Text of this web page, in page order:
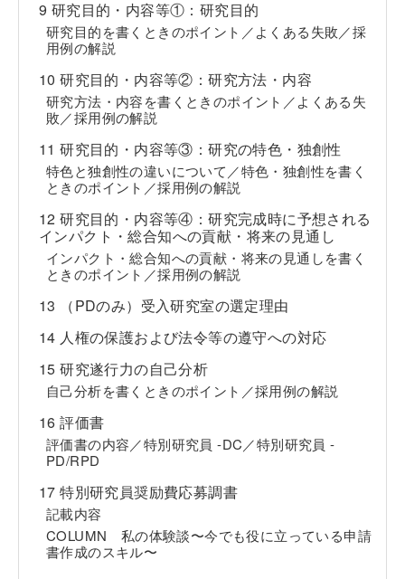
9 研究目的・内容等①：研究目的
研究目的を書くときのポイント／よくある失敗／採
用例の解説
10 研究目的・内容等②：研究方法・内容
研究方法・内容を書くときのポイント／よくある失
敗／採用例の解説
11 研究目的・内容等③：研究の特色・独創性
特色と独創性の違いについて／特色・独創性を書く
ときのポイント／採用例の解説
12 研究目的・内容等④：研究完成時に予想される
インパクト・総合知への貢献・将来の見通し
インパクト・総合知への貢献・将来の見通しを書く
ときのポイント／採用例の解説
13 （PDのみ）受入研究室の選定理由
14 人権の保護および法令等の遵守への対応
15 研究遂行力の自己分析
自己分析を書くときのポイント／採用例の解説
16 評価書
評価書の内容／特別研究員 -DC／特別研究員 -
PD/RPD
17 特別研究員奨励費応募調書
記載内容
COLUMN 私の体験談〜今でも役に立っている申請
書作成のスキル〜